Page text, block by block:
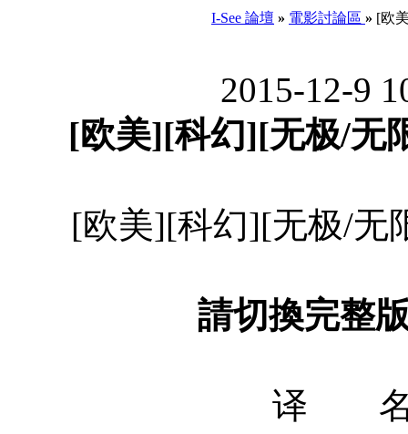
I-See 論壇 » 電影討論區 » [欧
2015-12-9
[欧美][科幻][无极/无
[欧美][科幻][无极/无
請切換完整
译 名